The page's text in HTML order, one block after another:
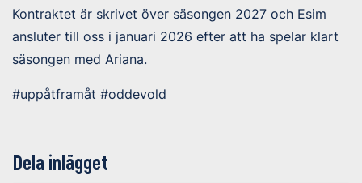
Kontraktet är skrivet över säsongen 2027 och Esim
ansluter till oss i januari 2026 efter att ha spelar klart
säsongen med Ariana.
#uppåtframåt #oddevold
Dela inlägget